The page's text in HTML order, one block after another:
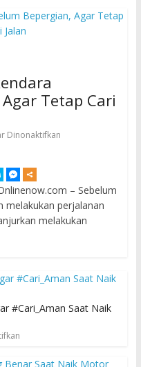
Tetap Cari
Dinonaktifkan
– Sebelum
melakukan perjalanan
melakukan
#Cari_Aman Saat Naik